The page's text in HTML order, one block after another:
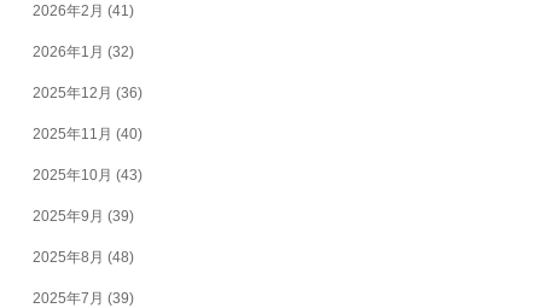
2026年2月 (41)
2026年1月 (32)
2025年12月 (36)
2025年11月 (40)
2025年10月 (43)
2025年9月 (39)
2025年8月 (48)
2025年7月 (39)